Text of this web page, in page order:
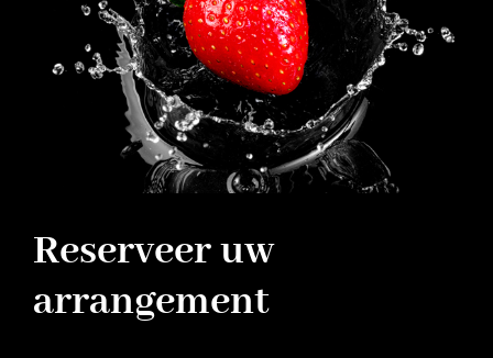
Reserveer uw
arrangement